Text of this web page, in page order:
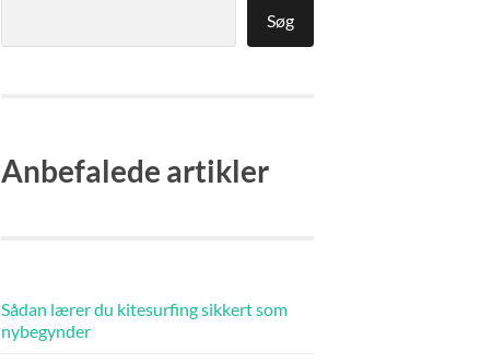
Søg
Anbefalede artikler
Sådan lærer du kitesurfing sikkert som
nybegynder